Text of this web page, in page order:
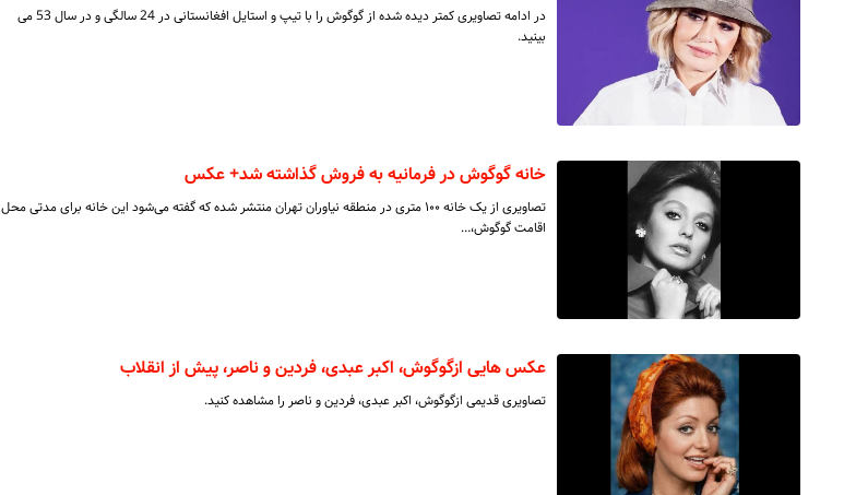
در ادامه تصاویری کمتر دیده شده از گوگوش را با تیپ و استایل افغانستانی در 24 سالگی و در سال 53 می
بینید.
خانه گوگوش در فرمانیه به فروش گذاشته شد+ عکس
تصاویری از یک خانه ۱۰۰ متری در منطقه نیاوران تهران منتشر شده که گفته می‌شود این خانه برای مدتی محل
اقامت گوگوش،…
عکس هایی ازگوگوش، اکبر عبدی، فردین و ناصر، پیش از انقلاب
تصاویری قدیمی ازگوگوش، اکبر عبدی، فردین و ناصر را مشاهده کنید.